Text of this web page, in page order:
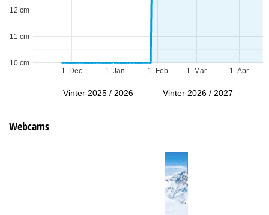
1. Dec 1. Jan 1. Feb 1. Mar 1. Apr
10 cm
11 cm
12 cm
Vinter 2025 / 2026 Vinter 2026 / 2027
Webcams